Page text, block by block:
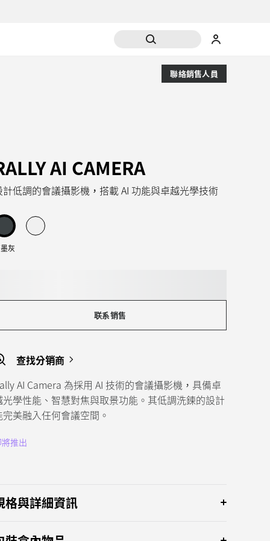
聯絡銷售人員
AI CAMERA
計低調的會議攝影機，搭載 AI 功能與卓越光學技術
灰
联系销售
查找分销商
AI Camera 為採用 AI 技術的會議攝影機，具備卓
光學性能、智慧對焦與取景功能。其低調洗鍊的設計
完美融入任何會議空間。
推出
格與詳細資訊